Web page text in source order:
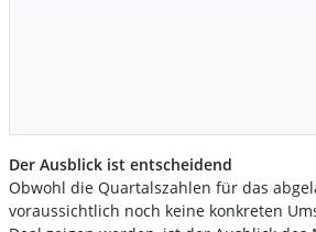
Der Ausblick ist entscheidend
Obwohl die Quartalszahlen für das
voraussichtlich noch keine konkreten